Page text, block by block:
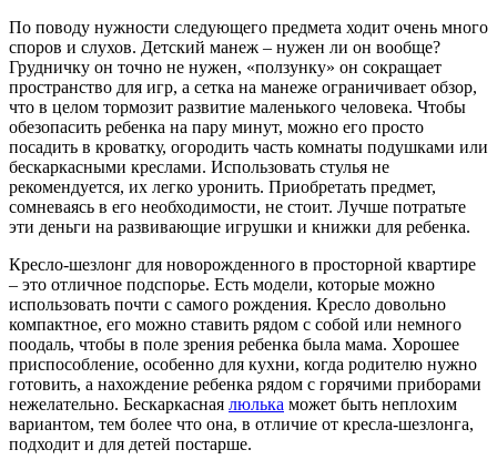
По поводу нужности следующего предмета ходит очень много
споров и слухов. Детский манеж – нужен ли он вообще?
Грудничку он точно не нужен, «ползунку» он сокращает
пространство для игр, а сетка на манеже ограничивает обзор,
что в целом тормозит развитие маленького человека. Чтобы
обезопасить ребенка на пару минут, можно его просто
посадить в кроватку, огородить часть комнаты подушками или
бескаркасными креслами. Использовать стулья не
рекомендуется, их легко уронить. Приобретать предмет,
сомневаясь в его необходимости, не стоит. Лучше потратьте
эти деньги на развивающие игрушки и книжки для ребенка.
Кресло-шезлонг для новорожденного в просторной квартире
– это отличное подспорье. Есть модели, которые можно
использовать почти с самого рождения. Кресло довольно
компактное, его можно ставить рядом с собой или немного
поодаль, чтобы в поле зрения ребенка была мама. Хорошее
приспособление, особенно для кухни, когда родителю нужно
готовить, а нахождение ребенка рядом с горячими приборами
нежелательно. Бескаркасная люлька может быть неплохим
вариантом, тем более что она, в отличие от кресла-шезлонга,
подходит и для детей постарше.